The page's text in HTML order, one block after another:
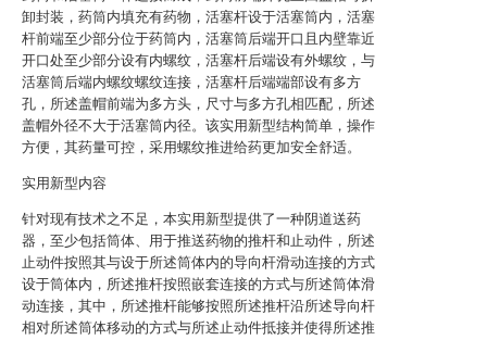
卸封装，药筒内填充有药物，活塞杆设于活塞筒内，活塞
杆前端至少部分位于药筒内，活塞筒后端开口且内壁靠近
开口处至少部分设有内螺纹，活塞杆后端设有外螺纹，与
活塞筒后端内螺纹螺纹连接，活塞杆后端端部设有多方
孔，所述盖帽前端为多方头，尺寸与多方孔相匹配，所述
盖帽外径不大于活塞筒内径。该实用新型结构简单，操作
方便，其药量可控，采用螺纹推进给药更加安全舒适。
实用新型内容
针对现有技术之不足，本实用新型提供了一种阴道送药
器，至少包括筒体、用于推送药物的推杆和止动件，所述
止动件按照其与设于所述筒体内的导向杆滑动连接的方式
设于筒体内，所述推杆按照嵌套连接的方式与所述筒体滑
动连接，其中，所述推杆能够按照所述推杆沿所述导向杆
相对所述筒体移动的方式与所述止动件抵接并使得所述推